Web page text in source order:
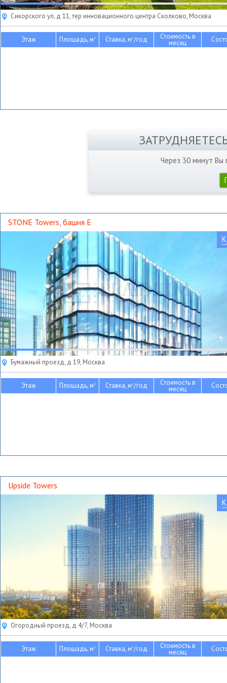
Сикорского ул, д 11, тер инновационного центра Сколково, Москва
Этаж Площадь, м2 Ставка, м2/год Стоимость в
месяц
Через 30 минут Вы
STONE Towers, башня Е
Бумажный проезд, д 19, Москва
Этаж Площадь, м2 Ставка, м2/год Стоимость в
месяц
Upside Towers
Огородный проезд, д 4/7, Москва
Этаж Площадь, м2 Ставка, м2/год Стоимость в
месяц